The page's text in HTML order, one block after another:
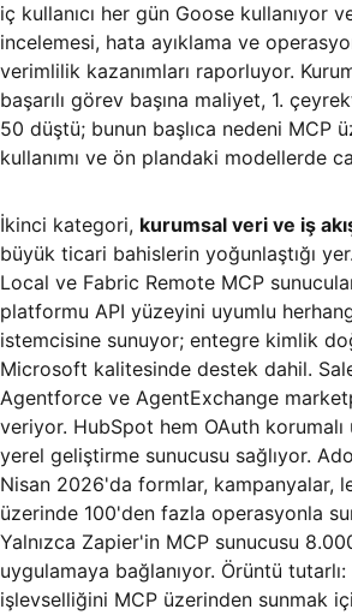
iç kullanıcı her gün Goose kullanıyor
incelemesi, hata ayıklama ve
verimlilik kazanımları raporluyor.
başarılı görev başına maliyet, 1.
50 düştü; bunun başlıca nedeni MCP
kullanımı ve ön plandaki modellerde
İkinci kategori, kurumsal veri ve iş
büyük ticari bahislerin yoğunlaştığı
Local ve Fabric Remote MCP
platformu API yüzeyini uyumlu
istemcisine sunuyor; entegre kimlik
Microsoft kalitesinde destek dahil.
Agentforce ve AgentExchange
veriyor. HubSpot hem OAuth korumalı
yerel geliştirme sunucusu sağlıyor.
Nisan 2026'da formlar, kampanyalar,
üzerinde 100'den fazla operasyonla
Yalnızca Zapier'in MCP sunucusu
uygulamaya bağlanıyor. Örüntü tutarlı:
işlevselliğini MCP üzerinden sunmak